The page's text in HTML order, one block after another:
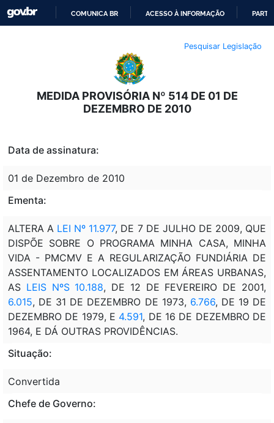
O
CONTEÚDO
COMUNICA BR ACESSO À INFORMAÇÃO
Pesquisar Legislação
MEDIDA PROVISÓRIA Nº 514 DE 01 DE
DEZEMBRO DE 2010
Data de assinatura:
01 de Dezembro de 2010
Ementa:
ALTERA A LEI Nº 11.977, DE 7 DE JULHO DE 2009, QUE
DISPÕE SOBRE O PROGRAMA MINHA CASA, MINHA
VIDA - PMCMV E A REGULARIZAÇÃO FUNDIÁRIA DE
ASSENTAMENTO LOCALIZADOS EM ÁREAS URBANAS,
AS LEIS NºS 10.188, DE 12 DE FEVEREIRO DE 2001,
6.015, DE 31 DE DEZEMBRO DE 1973, 6.766, DE 19 DE
DEZEMBRO DE 1979, E 4.591, DE 16 DE DEZEMBRO DE
1964, E DÁ OUTRAS PROVIDÊNCIAS.
Situação:
Convertida
Chefe de Governo: